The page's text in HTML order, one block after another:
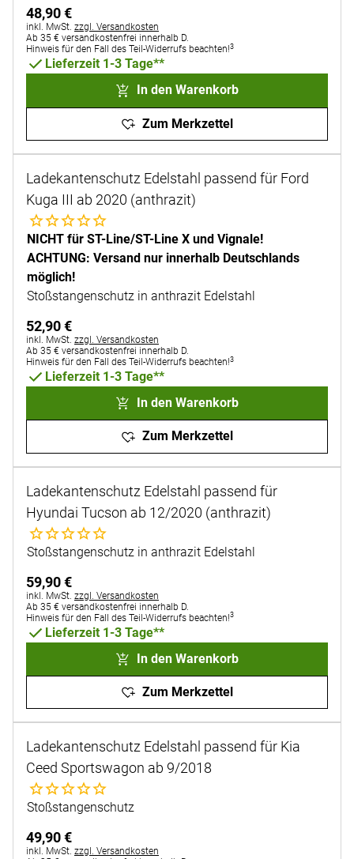
48,90€
Steuerhinweis:
inkl. MwSt. zzgl. Versandkosten
Ab 35 € versandkostenfrei innerhalb D.
Hinweis für den Fall des Teil-Widerrufs beachten!3
Lieferzeit 1-3 Tage**
In den Warenkorb
Zum Merkzettel
Ladekantenschutz Edelstahl passend für Ford
Kuga III ab 2020 (anthrazit)
Noch keine Bewertungen abgegeben
NICHT für ST-Line/ST-Line X und Vignale!
ACHTUNG: Versand nur innerhalb Deutschlands
möglich!
Stoßstangenschutz in anthrazit Edelstahl
52,90€
Steuerhinweis:
inkl. MwSt. zzgl. Versandkosten
Ab 35 € versandkostenfrei innerhalb D.
Hinweis für den Fall des Teil-Widerrufs beachten!3
Lieferzeit 1-3 Tage**
In den Warenkorb
Zum Merkzettel
Ladekantenschutz Edelstahl passend für
Hyundai Tucson ab 12/2020 (anthrazit)
Noch keine Bewertungen abgegeben
Stoßstangenschutz in anthrazit Edelstahl
59,90€
Steuerhinweis:
inkl. MwSt. zzgl. Versandkosten
Ab 35 € versandkostenfrei innerhalb D.
Hinweis für den Fall des Teil-Widerrufs beachten!3
Lieferzeit 1-3 Tage**
In den Warenkorb
Zum Merkzettel
Ladekantenschutz Edelstahl passend für Kia
Ceed Sportswagon ab 9/2018
Noch keine Bewertungen abgegeben
Stoßstangenschutz
49,90€
Steuerhinweis:
inkl. MwSt. zzgl. Versandkosten